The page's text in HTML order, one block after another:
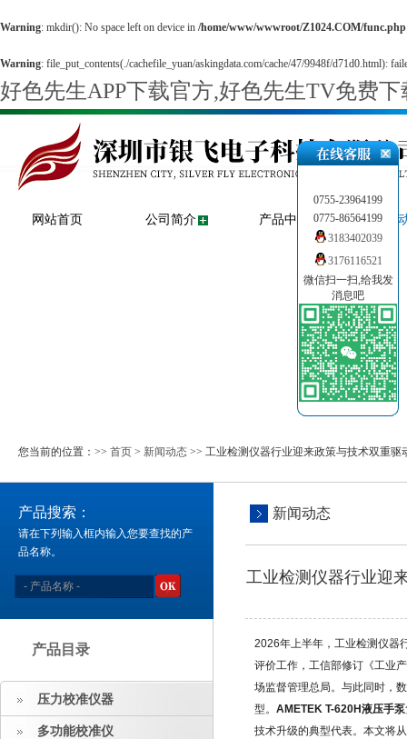
Warning: mkdir(): No space left on device in /home/www/wwwroot/Z1024.COM/func.php
Warning: file_put_contents(./cachefile_yuan/askingdata.com/cache/47/9948f/d71d0.html):
好色先生APP下载官方,好色先生TV免费
网站首页 公司简介 产品中心 新闻
您当前的位置：>> 首页 > 新闻动态 >> 工业检测仪器行业迎来政策与技术双重
产品搜索：
请在下列输入框内输入您要查找的产
品名称。
产品目录
压力校准仪器
多功能校准仪
新闻动态
工业检测仪器行业迎
2026年上半年，工业检测仪器
评价工作，工信部修订《工业
场监督管理总局。与此同时，
型。 AMETEK T-620H液压手泵
技术升级的典型代表。本文将
0755-23964199
0775-86564199
3183402039
3176116521
微信扫一扫,给我发
消息吧